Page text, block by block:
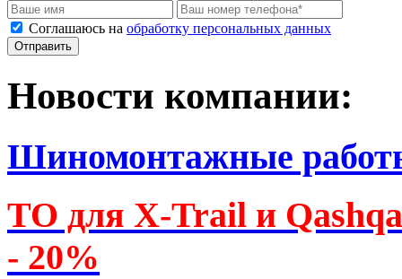
Соглашаюсь на обработку персональных данных
Новости компании:
Шиномонтажные
ТО для X-Trail и
- 20%